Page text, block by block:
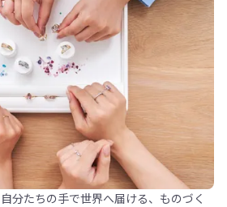
分たちの手で世界へ届ける、ものづく